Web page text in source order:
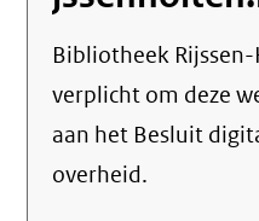
Bibliotheek
verplicht om deze
aan het Besluit
overheid.